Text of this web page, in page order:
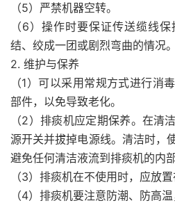
（5）严禁机器空转。
（6）操作时要保证传送缆线
结、绞成一团或剧烈弯曲的情况。
2. 维护与保养
（1）可以采用常规方式进行消
部件，以免导致老化。
（2）排痰机应定期保养。在清
源开关并拔掉电源线。清洁时，
避免任何清洁液流到排痰机的内部
（3）排痰机在不使用时，应放
（4）排痰机要注意防潮、防高温